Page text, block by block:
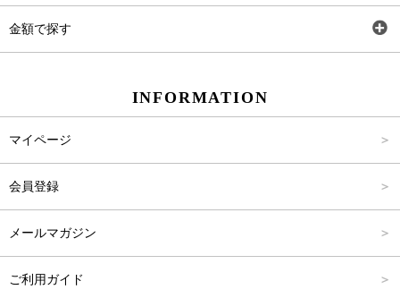
金額で探す
INFORMATION
マイページ
会員登録
メールマガジン
ご利用ガイド